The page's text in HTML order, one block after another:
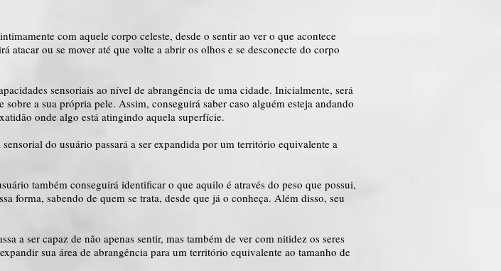
com aquele corpo celeste, desde o sentir ao ver o que acontece
atacar ou se mover até que volte a abrir os olhos e se desconecte do corpo
sensoriais ao nível de abrangência de uma cidade. Inicialmente, será
a sua própria pele. Assim, conseguirá saber caso alguém esteja andando
onde algo está atingindo aquela superfície.
do usuário passará a ser expandida por um território equivalente a
também conseguirá identificar o que aquilo é através do peso que possui,
forma, sabendo de quem se trata, desde que já o conheça. Além disso, seu
a ser capaz de não apenas sentir, mas também de ver com nitidez os seres
sua área de abrangência para um território equivalente ao tamanho de